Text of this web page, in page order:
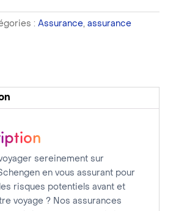
: Assurance, assurance
sereinement sur
en vous assurant pour
risques potentiels avant et
voyage ? Nos assurances